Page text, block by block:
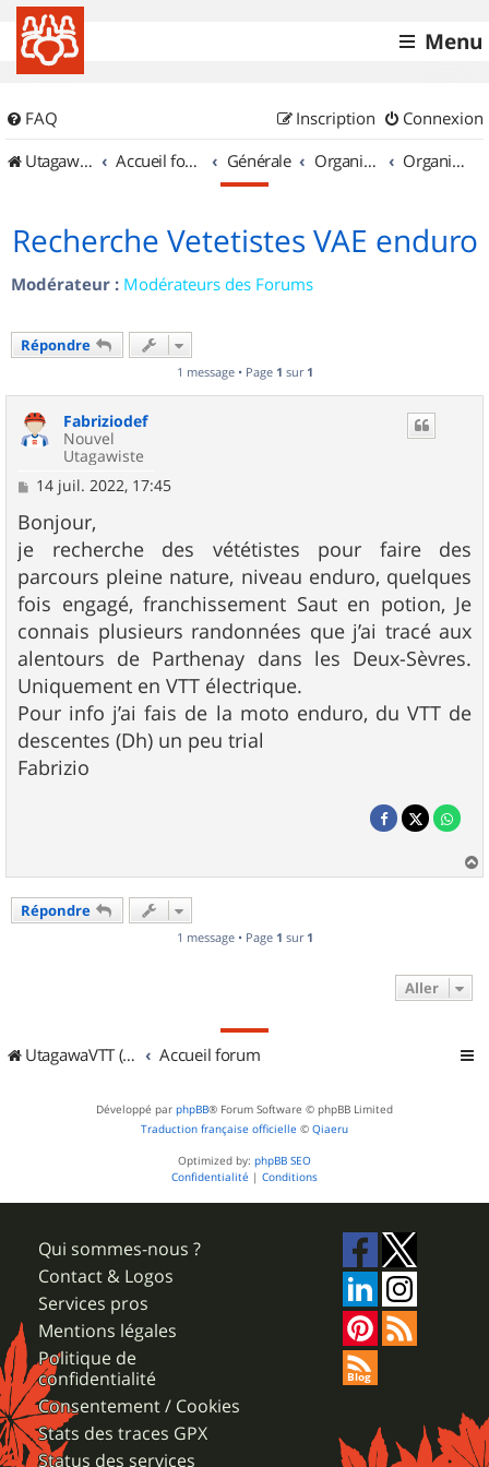
Menu
FAQ Connexion
Inscription
UtagawaVTT (Randos VTT et VTTAE avec traces GPS)
Accueil forum Générale Organisation de sorties & Recherche de partenaires Organisation de sorties en région Poitou Charentes
Recherche Vetetistes VAE enduro
Modérateur : Modérateurs des Forums
Répondre
1 message • Page 1 sur 1
Fabriziodef
Nouvel
Utagawiste
M
s
s
a
g
e
14 juil. 2022, 17:45
Bonjour,
je recherche des vététistes pour faire des
parcours pleine nature, niveau enduro, quelques
fois engagé, franchissement Saut en potion, Je
connais plusieurs randonnées que j’ai tracé aux
alentours de Parthenay dans les Deux-Sèvres.
Uniquement en VTT électrique.
Pour info j’ai fais de la moto enduro, du VTT de
descentes (Dh) un peu trial
Fabrizio
a
Répondre
1 message • Page 1 sur 1
Aller
UtagawaVTT (Randos VTT et VTTAE avec traces GPS) Accueil forum
Développé par phpBB® Forum Software © phpBB Limited
Traduction française officielle © Qiaeru
Optimized by: phpBB SEO
Confidentialité | Conditions
Qui sommes-nous ?
Contact & Logos
Services pros
Mentions légales
Politique de
confidentialité
Consentement / Cookies
Stats des traces GPX
Status des services